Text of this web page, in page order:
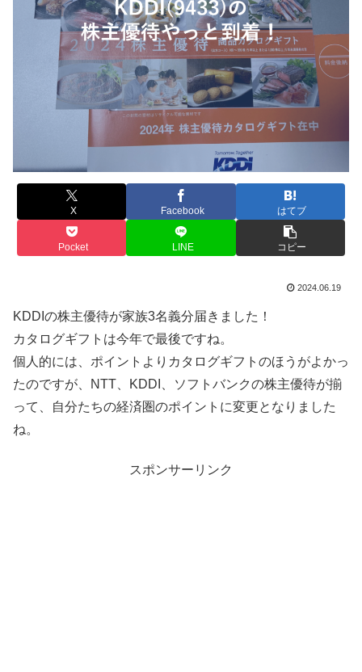
X Facebook はてブ
Pocket LINE コピー
2024.06.19
KDDIの株主優待が家族3名義分届きました！
カタログギフトは今年で最後ですね。
個人的には、ポイントよりカタログギフトのほうがよかっ
たのですが、NTT、KDDI、ソフトバンクの株主優待が揃
って、自分たちの経済圏のポイントに変更となりました
ね。
スポンサーリンク